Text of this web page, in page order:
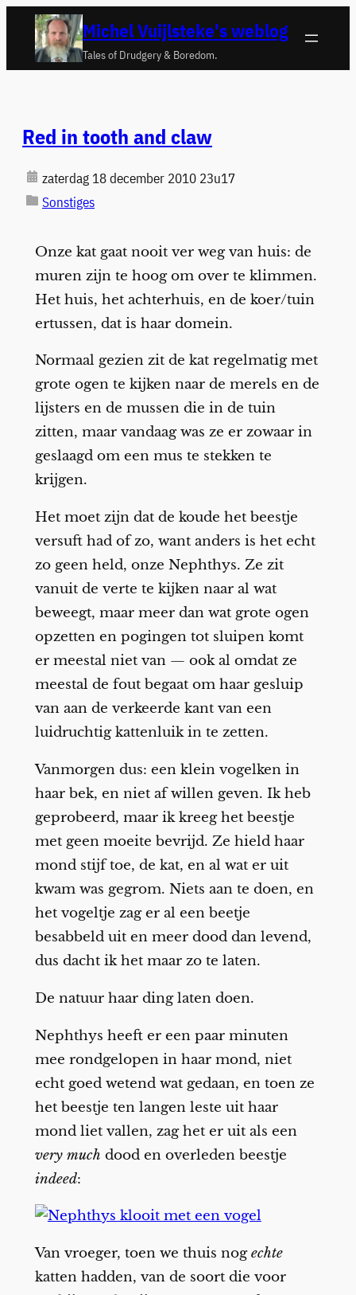
naar
Michel Vuijlsteke's weblog
Tales of Drudgery & Boredom.
Red in tooth and claw
zaterdag 18 december 2010 23u17
Sonstiges
Onze kat gaat nooit ver weg van huis: de
muren zijn te hoog om over te klimmen.
Het huis, het achterhuis, en de koer/tuin
ertussen, dat is haar domein.
Normaal gezien zit de kat regelmatig met
grote ogen te kijken naar de merels en de
lijsters en de mussen die in de tuin
zitten, maar vandaag was ze er zowaar in
geslaagd om een mus te stekken te
krijgen.
Het moet zijn dat de koude het beestje
versuft had of zo, want anders is het echt
zo geen held, onze Nephthys. Ze zit
vanuit de verte te kijken naar al wat
beweegt, maar meer dan wat grote ogen
opzetten en pogingen tot sluipen komt
er meestal niet van — ook al omdat ze
meestal de fout begaat om haar gesluip
van aan de verkeerde kant van een
luidruchtig kattenluik in te zetten.
Vanmorgen dus: een klein vogelken in
haar bek, en niet af willen geven. Ik heb
geprobeerd, maar ik kreeg het beestje
met geen moeite bevrijd. Ze hield haar
mond stijf toe, de kat, en al wat er uit
kwam was gegrom. Niets aan te doen, en
het vogeltje zag er al een beetje
besabbeld uit en meer dood dan levend,
dus dacht ik het maar zo te laten.
De natuur haar ding laten doen.
Nephthys heeft er een paar minuten
mee rondgelopen in haar mond, niet
echt goed wetend wat gedaan, en toen ze
het beestje ten langen leste uit haar
mond liet vallen, zag het er uit als een
very much dood en overleden beestje
indeed:
Van vroeger, toen we thuis nogechte
katten hadden, van de soort die voor